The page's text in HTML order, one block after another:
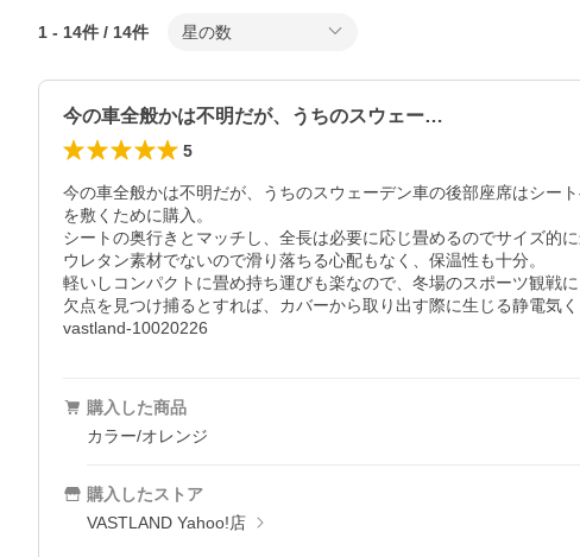
1 - 14件 / 14件 星の数
今の車全般かは不明だが、うちのスウェー…
5
今の車全般かは不明だが、うちのスウェーデン車の後部座席はシー
を敷くために購入。
シートの奥行きとマッチし、全長は必要に応じ畳めるのでサイズ的に
ウレタン素材でないので滑り落ちる心配もなく、保温性も十分。
軽いしコンパクトに畳め持ち運びも楽なので、冬場のスポーツ観戦に
欠点を見つけ捕るとすれば、カバーから取り出す際に生じる静電気く
vastland-10020226
購入した商品
カラー/オレンジ
購入したストア
VASTLAND Yahoo!店